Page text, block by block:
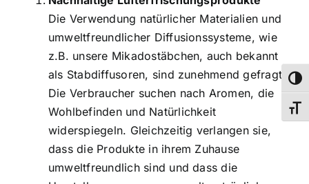
Die Verwendung natürlicher Materialien und
umweltfreundlicher Diffusionssysteme, wie
z.B. unsere Mikadostäbchen, auch bekannt
als Stabdiffusoren, sind zunehmend gefragt.
Die Verbraucher suchen nach Aromen, die
Wohlbefinden und Natürlichkeit
widerspiegeln. Gleichzeitig verlangen sie,
dass die Produkte in ihrem Zuhause
umweltfreundlich sind und dass die